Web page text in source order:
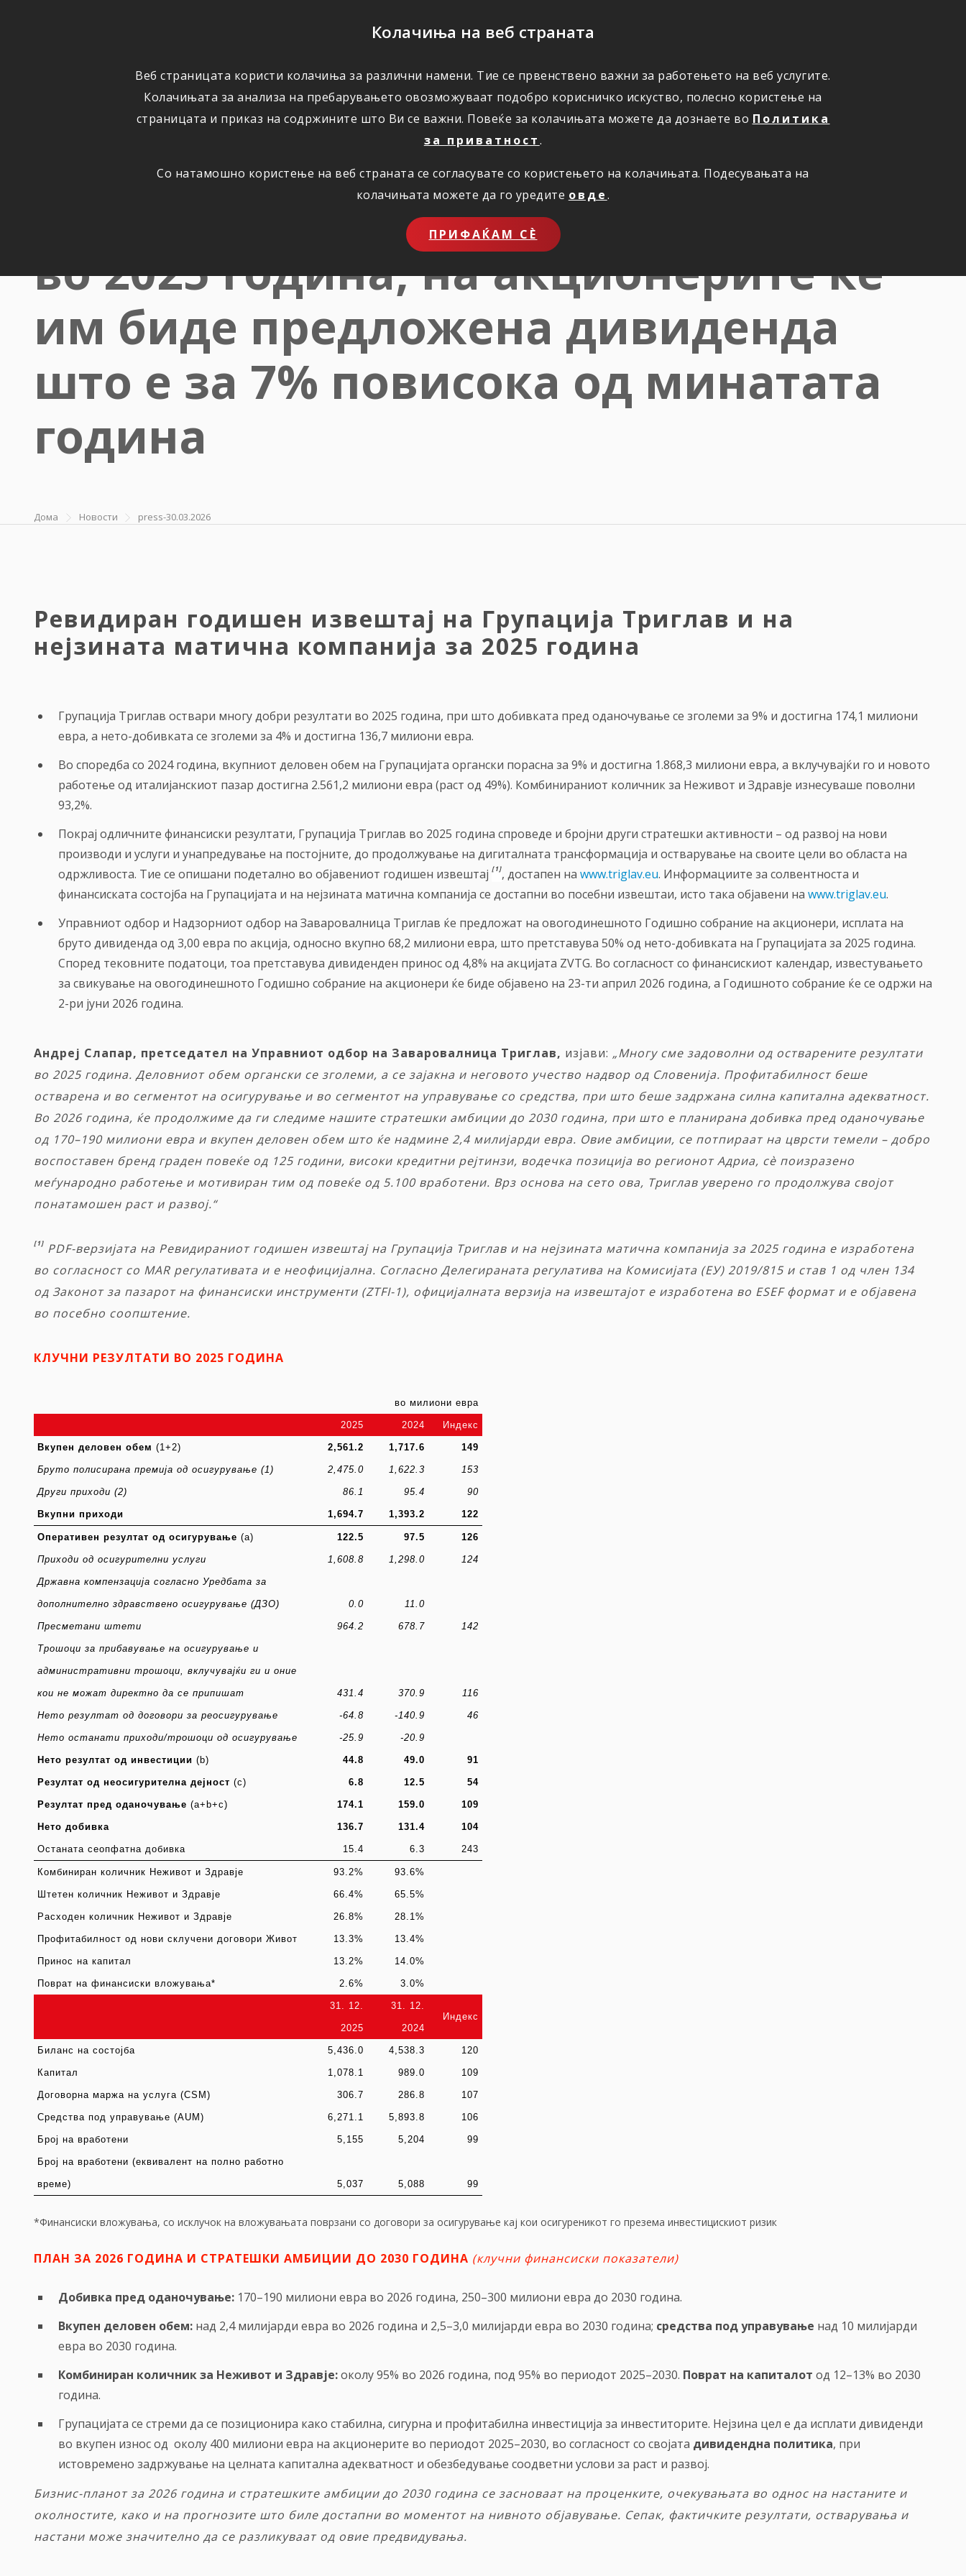
Колачиња на веб страната
Веб страницата користи колачиња за различни намени. Тие се првенствено важни за работењето на веб услугите.
Колачињата за анализа на пребарувањето овозможуваат подобро корисничко искуство, полесно користење на
страницата и приказ на содржините што Ви се важни. Повеќе за колачињата можете да дознаете во Политика
за приватност.
Со натамошно користење на веб страната се согласувате со користењето на колачињата. Подесувањата на
колачињата можете да го уредите овде.
ПРИФАЌАМ СЀ
ОСИГУРУВАЊЕ ШТЕТИ ПОВОЛНОСТИ КОРИСНО ЗА НАС ОНЛАЈН ПРИЈАВИ ШТЕТА
Многу добри резултати остварени
во 2025 година; на акционерите ќе
им биде предложена дивиденда
што е за 7% повисока од минатата
година
Дома Новости press-30.03.2026
Ревидиран годишен извештај на Групација Триглав и на
нејзината матична компанија за 2025 година
Групација Триглав оствари многу добри резултати во 2025 година, при што добивката пред оданочување се зголеми за 9% и достигна 174,1 милиони
евра, а нето-добивката се зголеми за 4% и достигна 136,7 милиони евра.
Во споредба со 2024 година, вкупниот деловен обем на Групацијата органски порасна за 9% и достигна 1.868,3 милиони евра, а вклучувајќи го и новото
работење од италијанскиот пазар достигна 2.561,2 милиони евра (раст од 49%). Комбинираниот количник за Неживот и Здравје изнесуваше поволни
93,2%.
Покрај одличните финансиски резултати, Групација Триглав во 2025 година спроведе и бројни други стратешки активности – од развој на нови
производи и услуги и унапредување на постојните, до продолжување на дигиталната трансформација и остварување на своите цели во областа на
одржливоста. Тие се опишани подетално во објавениот годишен извештај [1], достапен на www.triglav.eu. Информациите за солвентноста и
финансиската состојба на Групацијата и на нејзината матична компанија се достапни во посебни извештаи, исто така објавени на www.triglav.eu.
Управниот одбор и Надзорниот одбор на Заваровалница Триглав ќе предложат на овогодинешното Годишно собрание на акционери, исплата на
бруто дивиденда од 3,00 евра по акција, односно вкупно 68,2 милиони евра, што претставува 50% од нето-добивката на Групацијата за 2025 година.
Според тековните податоци, тоа претставува дивиденден принос од 4,8% на акцијата ZVTG. Во согласност со финансискиот календар, известувањето
за свикување на овогодинешното Годишно собрание на акционери ќе биде објавено на 23-ти април 2026 година, а Годишното собрание ќе се одржи на
2-ри јуни 2026 година.
Андреј Слапар, претседател на Управниот одбор на Заваровалница Триглав, изјави: „Многу сме задоволни од остварените резултати
во 2025 година. Деловниот обем органски се зголеми, а се зајакна и неговото учество надвор од Словенија. Профитабилност беше
остварена и во сегментот на осигурување и во сегментот на управување со средства, при што беше задржана силна капитална адекватност.
Во 2026 година, ќе продолжиме да ги следиме нашите стратешки амбиции до 2030 година, при што е планирана добивка пред оданочување
од 170–190 милиони евра и вкупен деловен обем што ќе надмине 2,4 милијарди евра. Овие амбиции, се потпираат на цврсти темели – добро
воспоставен бренд граден повеќе од 125 години, високи кредитни рејтинзи, водечка позиција во регионот Адриа, сè поизразено
меѓународно работење и мотивиран тим од повеќе од 5.100 вработени. Врз основа на сето ова, Триглав уверено го продолжува својот
понатамошен раст и развој.“
[1] PDF-верзијата на Ревидираниот годишен извештај на Групација Триглав и на нејзината матична компанија за 2025 година е изработена
во согласност со MAR регулативата и е неофицијална. Согласно Делегираната регулатива на Комисијата (ЕУ) 2019/815 и став 1 од член 134
од Законот за пазарот на финансиски инструменти (ZTFI-1), официјалната верзија на извештајот е изработена во ESEFформат и е објавена
во посебно соопштение.
КЛУЧНИ РЕЗУЛТАТИ ВО 2025 ГОДИНА
во милиони евра
2025 2024 Индекс
Вкупен деловен обем (1+2) 2,561.2 1,717.6 149
Бруто полисирана премија од осигурување (1) 2,475.0 1,622.3 153
Други приходи (2) 86.1 95.4 90
Вкупни приходи 1,694.7 1,393.2 122
Оперативен резултат од осигурување (a) 122.5 97.5 126
Приходи од осигурителни услуги 1,608.8 1,298.0 124
Државна компензација согласно Уредбата за
дополнително здравствено осигурување (ДЗО) 0.0 11.0
Пресметани штети 964.2 678.7 142
Трошоци за прибавување на осигурување и
административни трошоци, вклучувајќи ги и оние
кои не можат директно да се припишат 431.4 370.9 116
Нето резултат од договори за реосигурување -64.8 -140.9 46
Нето останати приходи/трошоци од осигурување -25.9 -20.9
Нето резултат од инвестиции (b) 44.8 49.0 91
Резултат од неосигурителна дејност (c) 6.8 12.5 54
Резултат пред оданочување (a+b+c) 174.1 159.0 109
Нето добивка 136.7 131.4 104
Останата сеопфатна добивка 15.4 6.3 243
Комбиниран количник Неживот и Здравје 93.2% 93.6%
Штетен количник Неживот и Здравје 66.4% 65.5%
Расходен количник Неживот и Здравје 26.8% 28.1%
Профитабилност од нови склучени договори Живот 13.3% 13.4%
Принос на капитал 13.2% 14.0%
Поврат на финансиски вложувања* 2.6% 3.0%
31. 12.
2025
31. 12.
2024
Индекс
Биланс на состојба 5,436.0 4,538.3 120
Капитал 1,078.1 989.0 109
Договорна маржа на услуга (CSM) 306.7 286.8 107
Средства под управување (AUM) 6,271.1 5,893.8 106
Број на вработени 5,155 5,204 99
Број на вработени (еквивалент на полно работно
време) 5,037 5,088 99
*Финансиски вложувања, со исклучок на вложувањата поврзани со договори за осигурување кај кои осигуреникот го презема инвестицискиот ризик
ПЛАН ЗА 2026 ГОДИНА И СТРАТЕШКИ АМБИЦИИ ДО 2030 ГОДИНА (клучни финансиски показатели)
Добивка пред оданочување: 170–190 милиони евра во 2026 година, 250–300 милиони евра до 2030 година.
Вкупен деловен обем: над 2,4 милијарди евра во 2026 година и 2,5–3,0 милијарди евра во 2030 година; средства под управување над 10 милијарди
евра во 2030 година.
Комбиниран количник за Неживот и Здравје:околу 95% во 2026 година, под 95% во периодот 2025–2030. Поврат на капиталот од 12–13% во 2030
година.
Групацијата се стреми да се позиционира како стабилна, сигурна и профитабилна инвестиција за инвеститорите. Нејзина цел е да исплати дивиденди
во вкупен износ од околу 400 милиони евра на акционерите во периодот 2025–2030, во согласност со својата дивидендна политика, при
истовремено задржување на целната капитална адекватност и обезбедување соодветни услови за раст и развој.
Бизнис-планот за 2026 година и стратешките амбиции до 2030 година се засноваат на проценките, очекувањата во однос на настаните и
околностите, како и на прогнозите што биле достапни во моментот на нивното објавување. Сепак, фактичките резултати, остварувања и
настани може значително да се разликуваат од овие предвидувања.